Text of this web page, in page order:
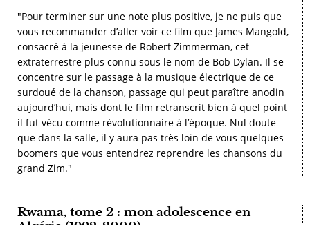
"Pour terminer sur une note plus positive, je ne puis que
vous recommander d’aller voir ce film que James Mangold,
consacré à la jeunesse de Robert Zimmerman, cet
extraterrestre plus connu sous le nom de Bob Dylan. Il se
concentre sur le passage à la musique électrique de ce
surdoué de la chanson, passage qui peut paraître anodin
aujourd’hui, mais dont le film retranscrit bien à quel point
il fut vécu comme révolutionnaire à l’époque. Nul doute
que dans la salle, il y aura pas très loin de vous quelques
boomers que vous entendrez reprendre les chansons du
grand Zim."
Rwama, tome 2 : mon adolescence en